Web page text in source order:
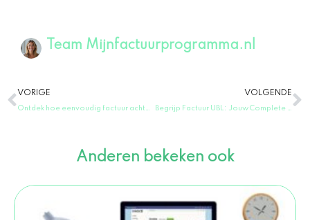
Team Mijnfactuurprogramma.nl
Vorige
VORIGE
Ontdek hoe eenvoudig factuur achteraf betalen werkt in enkele stappen!
VOLGENDE
Begrijp Factuur UBL: Jouw Complete Gids in 60 Seconden!
Anderen bekeken ook